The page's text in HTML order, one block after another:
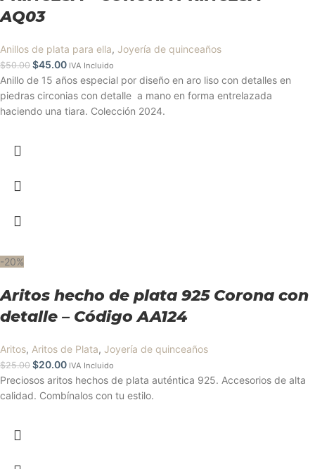
AQ03
Anillos de plata para ella, Joyería de quinceaños
$50.00 $45.00 IVA Incluido
Anillo de 15 años especial por diseño en aro liso con detalles en
piedras circonias con detalle a mano en forma entrelazada
haciendo una tiara. Colección 2024.
-20%
Aritos hecho de plata 925 Corona con
detalle – Código AA124
Aritos, Aritos de Plata, Joyería de quinceaños
$25.00 $20.00 IVA Incluido
Preciosos aritos hechos de plata auténtica 925. Accesorios de alta
calidad. Combínalos con tu estilo.